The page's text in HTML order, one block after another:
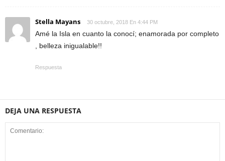
Stella Mayans 30 octubre, 2018 En 4:44 PM
Amé la Isla en cuanto la conocí; enamorada por completo
, belleza inigualable!!
Respuesta
DEJA UNA RESPUESTA